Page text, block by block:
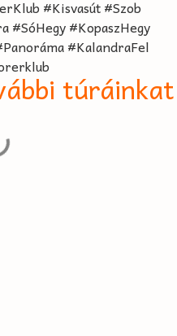
#Kisvasút #Szob
#SóHegy #KopaszHegy
#KalandraFel
túráinkat